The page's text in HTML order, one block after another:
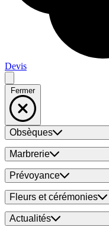
Devis
Fermer
Obsèques
Marbrerie
Prévoyance
Fleurs et cérémonies
Actualités